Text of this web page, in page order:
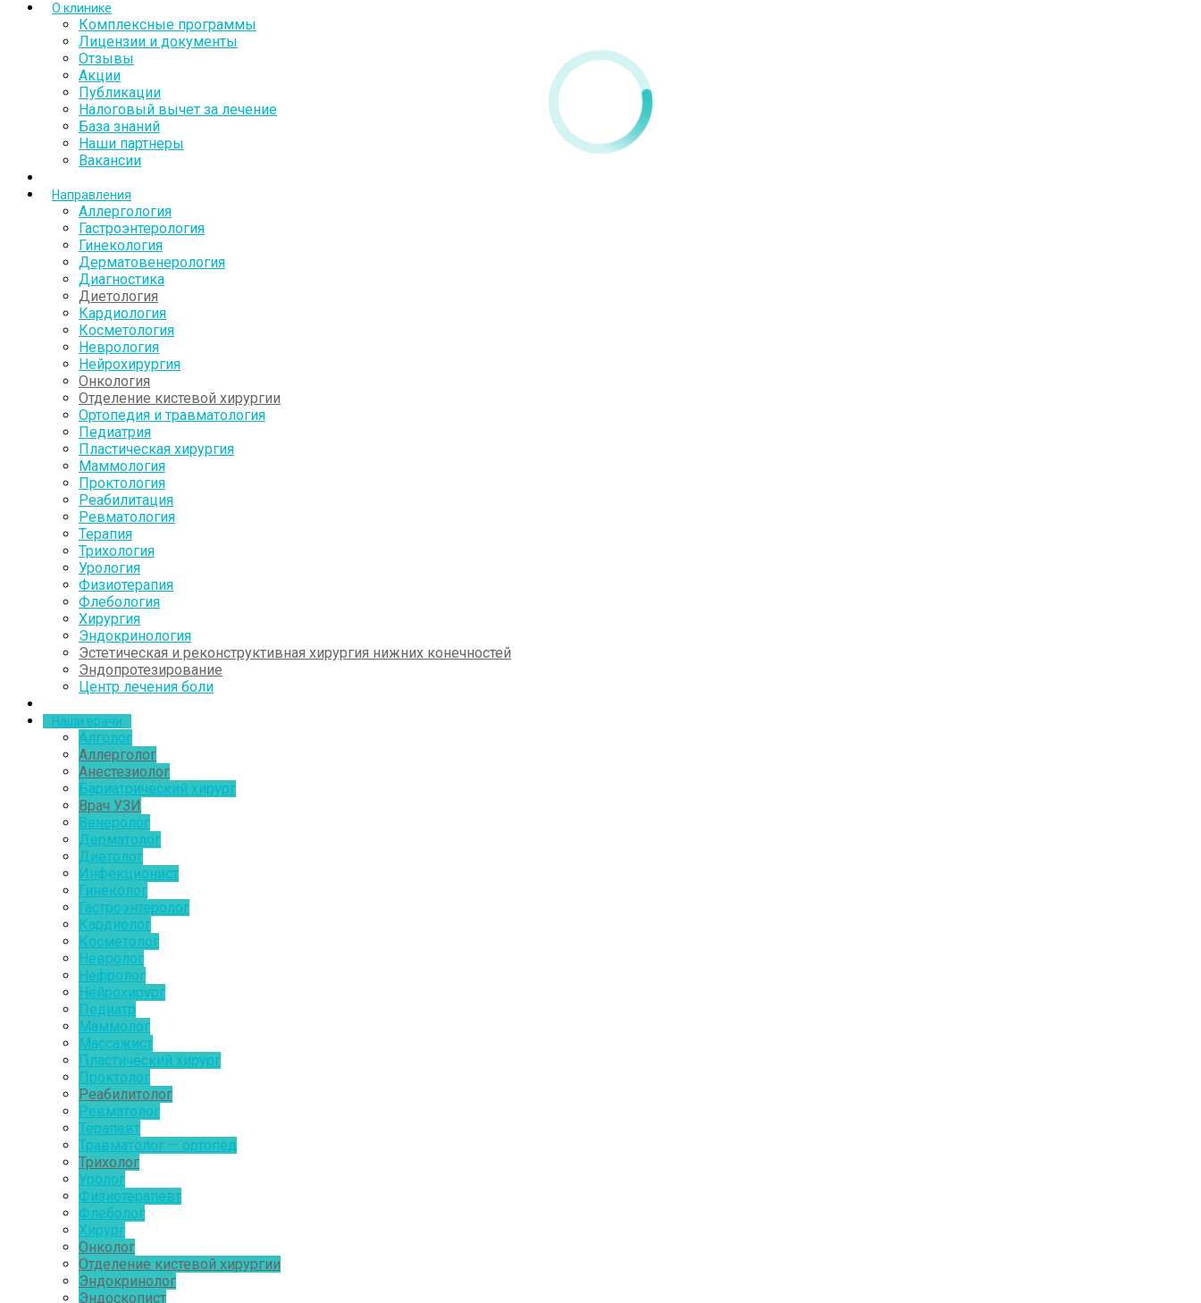
О клинике
Комплексные программы
Лицензии и документы
Отзывы
Акции
Публикации
Налоговый вычет за лечение
База знаний
Наши партнеры
Вакансии
Направления
Аллергология
Гастроэнтерология
Гинекология
Дерматовенерология
Диагностика
Диетология
Кардиология
Косметология
Неврология
Нейрохирургия
Онкология
Отделение кистевой хирургии
Ортопедия и травматология
Педиатрия
Пластическая хирургия
Маммология
Проктология
Реабилитация
Ревматология
Терапия
Трихология
Урология
Физиотерапия
Флебология
Хирургия
Эндокринология
Эстетическая и реконструктивная хирургия нижних конечностей
Эндопротезирование
Центр лечения боли
Наши врачи
Алголог
Аллерголог
Анестезиолог
Бариатрический хирург
Врач УЗИ
Венеролог
Дерматолог
Диетолог
Инфекционист
Гинеколог
Гастроэнтеролог
Кардиолог
Косметолог
Невролог
Нефролог
Нейрохирург
Педиатр
Маммолог
Массажист
Пластический хирург
Проктолог
Реабилитолог
Ревматолог
Терапевт
Травматолог — ортопед
Трихолог
Уролог
Физиотерапевт
Флеболог
Хирург
Онколог
Отделение кистевой хирургии
Эндокринолог
Эндоскопист